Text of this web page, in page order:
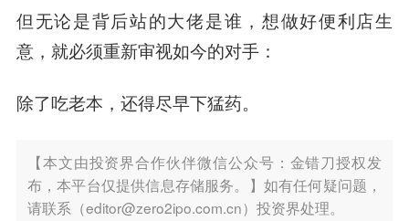
但无论是背后站的大佬是谁，想做好便利店生
意，就必须重新审视如今的对手：
除了吃老本，还得尽早下猛药。
【本文由投资界合作伙伴微信公众号：金错刀授权发
布，本平台仅提供信息存储服务。】如有任何疑问题，
请联系（editor@zero2ipo.com.cn）投资界处理。